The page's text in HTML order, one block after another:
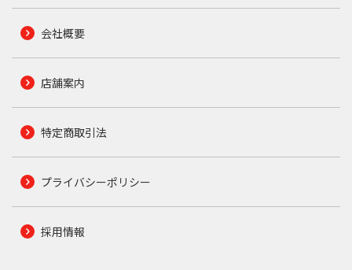
会社概要
店舗案内
特定商取引法
プライバシーポリシー
採用情報